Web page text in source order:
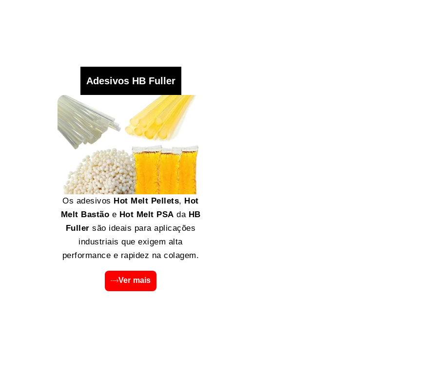
Adesivos HB Fuller
Os adesivos Hot Melt Pellets, Hot
Melt Bastão e Hot Melt PSA da HB
Fuller são ideais para aplicações
industriais que exigem alta
performance e rapidez na colagem.
Ver mais